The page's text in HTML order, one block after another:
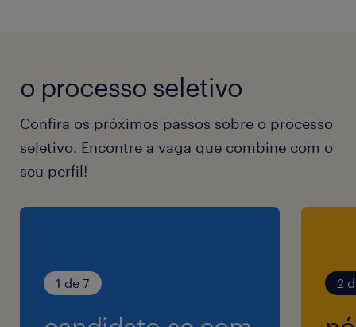
Vale transporte
Seguro de vida
Assistência médica
Inspecionar pedidos desviados para a linha
de verificação devido às diferenças de peso;
o processo seletivo
Confira os próximos passos sobre o processo
seletivo. Encontre a vaga que combine com o
seu perfil!
1 de 7 2